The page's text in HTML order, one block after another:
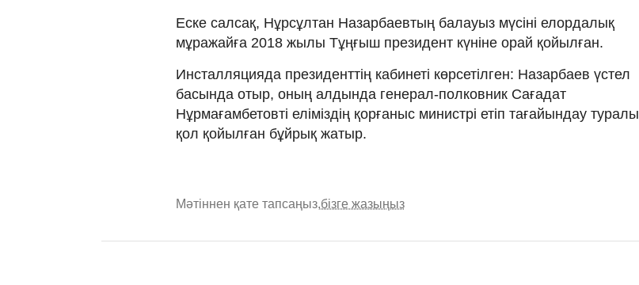
Еске салсақ, Нұрсұлтан Назарбаевтың балауыз мүсіні елордалық
мұражайға 2018 жылы Тұңғыш президент күніне орай қойылған.
Инсталляцияда президенттің кабинеті көрсетілген: Назарбаев үстел
басында отыр, оның алдында генерал-полковник Сағадат
Нұрмағамбетовті еліміздің қорғаныс министрі етіп тағайындау туралы
қол қойылған бұйрық жатыр.
Мәтіннен қате тапсаңыз,бізге жазыңыз